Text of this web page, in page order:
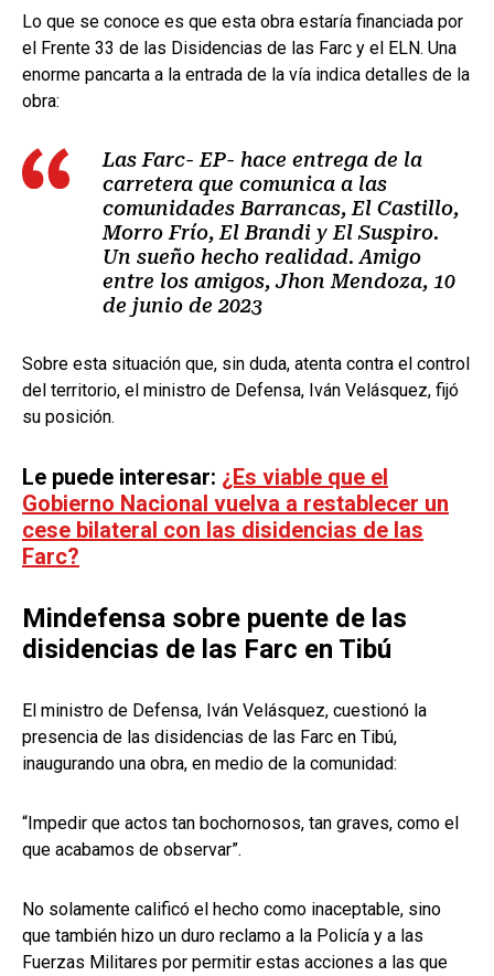
Lo que se conoce es que esta obra estaría financiada por
el Frente 33 de las Disidencias de las Farc y el ELN. Una
enorme pancarta a la entrada de la vía indica detalles de la
obra:
Las Farc- EP- hace entrega de la
carretera que comunica a las
comunidades Barrancas, El Castillo,
Morro Frío, El Brandi y El Suspiro.
Un sueño hecho realidad. Amigo
entre los amigos, Jhon Mendoza, 10
de junio de 2023
Sobre esta situación que, sin duda, atenta contra el control
del territorio, el ministro de Defensa, Iván Velásquez, fijó
su posición.
Le puede interesar: ¿Es viable que el
Gobierno Nacional vuelva a restablecer un
cese bilateral con las disidencias de las
Farc?
Mindefensa sobre puente de las
disidencias de las Farc en Tibú
El ministro de Defensa, Iván Velásquez, cuestionó la
presencia de las disidencias de las Farc en Tibú,
inaugurando una obra, en medio de la comunidad:
“Impedir que actos tan bochornosos, tan graves, como el
que acabamos de observar”.
No solamente calificó el hecho como inaceptable, sino
que también hizo un duro reclamo a la Policía y a las
Fuerzas Militares por permitir estas acciones a las que